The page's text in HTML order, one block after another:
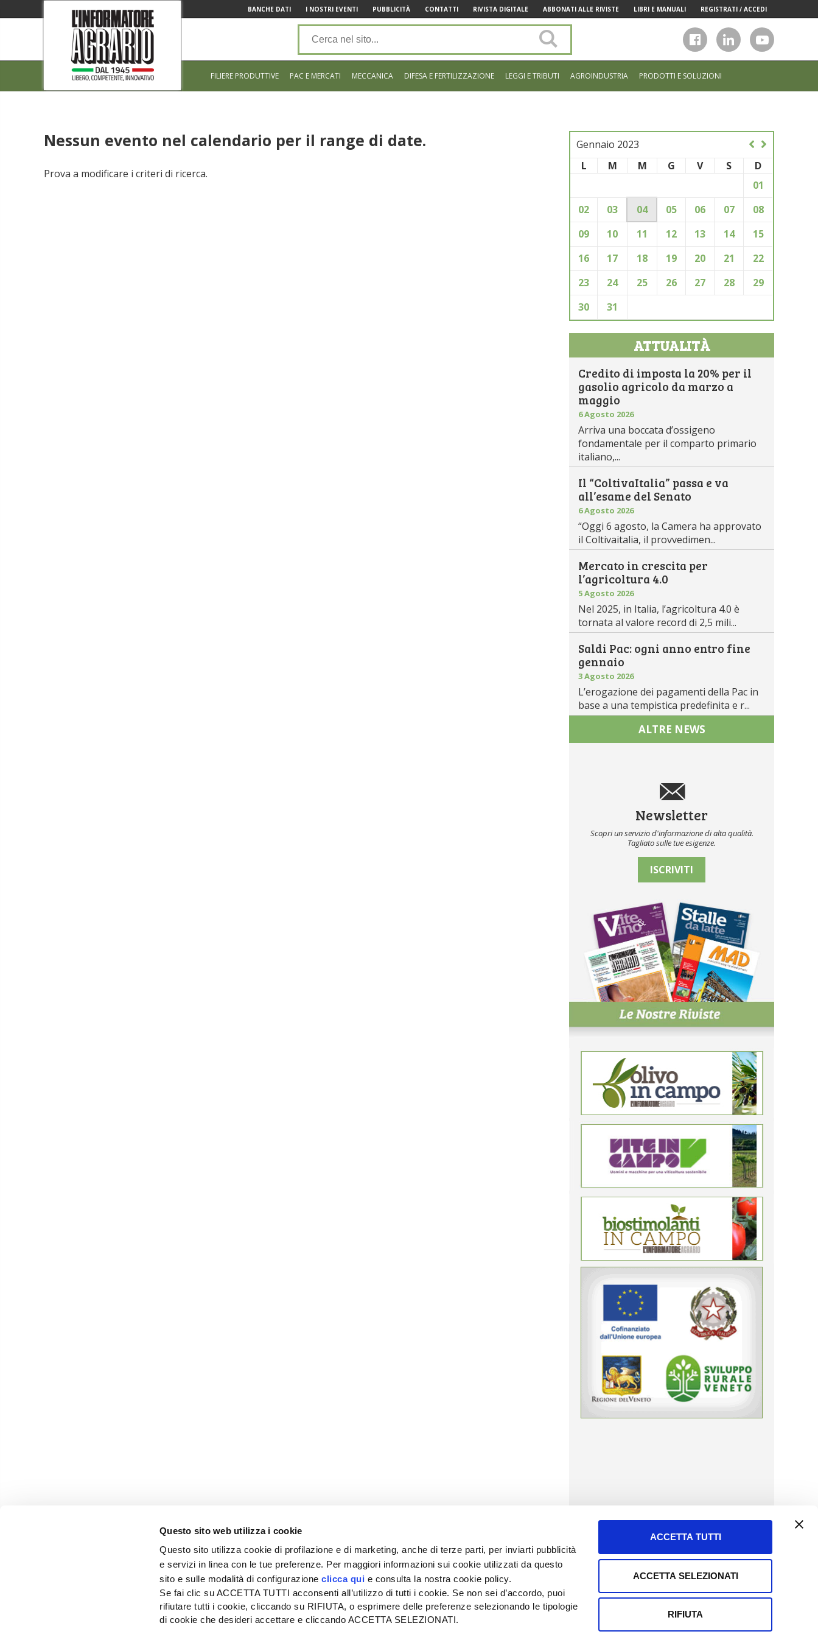
Questo sito web utilizza i cookie
Questo sito utilizza cookie di profilazione e di marketing, anche di terze parti, per inviarti pubblicità
e servizi in linea con le tue preferenze. Per maggiori informazioni sui cookie utilizzati da questo
sito e sulle modalità di configurazioneclicca qui e consulta la nostra cookie policy.
Se fai clic su ACCETTA TUTTI acconsenti all’utilizzo di tutti i cookie. Se non sei d’accordo, puoi
rifiutare tutti i cookie, cliccando su RIFIUTA, o esprimere delle preferenze selezionando le tipologie
di cookie che desideri accettare e cliccando ACCETTA SELEZIONATI.
ACCETTA TUTTI
ACCETTA SELEZIONATI
RIFIUTA
BANCHE DATI I NOSTRI EVENTI PUBBLICITÀ CONTATTI RIVISTA DIGITALE ABBONATI ALLE RIVISTE LIBRI E MANUALI REGISTRATI / ACCEDI
sito
FILIERE PRODUTTIVE PAC E MERCATI MECCANICA DIFESA E FERTILIZZAZIONE LEGGI E TRIBUTI AGROINDUSTRIA PRODOTTI E SOLUZIONI
Nessun evento nel calendario per il range di date.
Prova a modificare i criteri di ricerca.
Gennaio 2023
L
M M G V S
D
01
02
03 04 05 06 07
08
09
10 11 12 13 14
15
16
17 18 19 20 21
22
23
24 25 26 27 28
29
30
31
ATTUALITÀ
Credito di imposta la 20% per il
gasolio agricolo da marzo a
maggio
6 Agosto 2026
Arriva una boccata d’ossigeno
fondamentale per il comparto primario
italiano,...
Il “ColtivaItalia” passa e va
all’esame del Senato
6 Agosto 2026
“Oggi 6 agosto, la Camera ha approvato
il Coltivaitalia, il provvedimen...
Mercato in crescita per
l’agricoltura 4.0
5 Agosto 2026
Nel 2025, in Italia, l’agricoltura 4.0 è
tornata al valore record di 2,5 mili...
Saldi Pac: ogni anno entro fine
gennaio
3 Agosto 2026
L’erogazione dei pagamenti della Pac in
base a una tempistica predefinita e r...
ALTRE NEWS
Newsletter
Scopri un servizio d'informazione di alta qualità.
Tagliato sulle tue esigenze.
ISCRIVITI
EDIZIONI L'INFORMATORE AGRARIO Srl
SEDE
Tel + 39.045.8057511
info@informatoreagrario.it
PUBBLICITÀ
Tel + 39.045.8057523
pubblicita@informatoreagrario.it
Tel + 39.045.8009480
clienti@informatoreagrario.it